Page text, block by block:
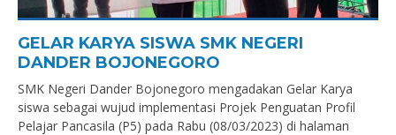
GELAR KARYA SISWA SMK NEGERI
DANDER BOJONEGORO
SMK Negeri Dander Bojonegoro mengadakan Gelar Karya
siswa sebagai wujud implementasi Projek Penguatan Profil
Pelajar Pancasila (P5) pada Rabu (08/03/2023) di halaman